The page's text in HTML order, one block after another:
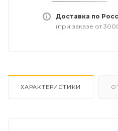
Доставка по
(при заказе от
ХАРАКТЕРИСТИКИ